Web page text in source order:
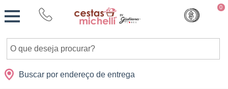
0
Buscar por endereço de entrega
Cidades Presentes Datas Shopping
Monte
sua